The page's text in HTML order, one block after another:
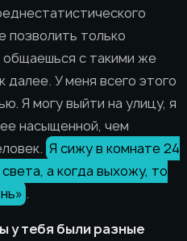
только
с такими же
У меня всего этого
Я могу выйти на улицу, я
насыщенной, чем
Я сижу в комнате 24
а когда выхожу, то
.
у тебя были разные